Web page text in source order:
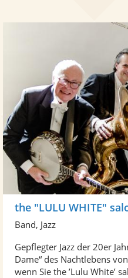
the "LULU WHITE"
Band, Jazz
Gepflegter Jazz der 20er
Dame“ des Nachtlebens
wenn Sie the ’Lulu White’